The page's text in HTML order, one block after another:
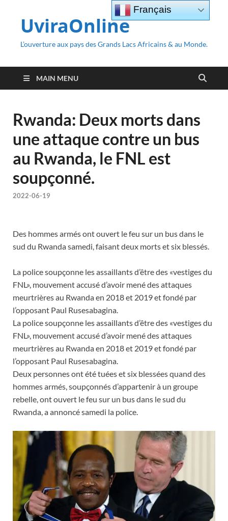
UviraOnline
L’ouverture aux pays des Grands Lacs Africains & au Monde.
MAIN MENU
Rwanda: Deux morts dans
une attaque contre un bus
au Rwanda, le FNL est
soupçonné.
2022-06-19
Des hommes armés ont ouvert le feu sur un bus dans le
sud du Rwanda samedi, faisant deux morts et six blessés.
La police soupçonne les assaillants d’être des «vestiges du
FNL», mouvement accusé d’avoir mené des attaques
meurtrières au Rwanda en 2018 et 2019 et fondé par
l’opposant Paul Rusesabagina.
La police soupçonne les assaillants d’être des «vestiges du
FNL», mouvement accusé d’avoir mené des attaques
meurtrières au Rwanda en 2018 et 2019 et fondé par
l’opposant Paul Rusesabagina.
Deux personnes ont été tuées et six blessées quand des
hommes armés, soupçonnés d’appartenir à un groupe
rebelle, ont ouvert le feu sur un bus dans le sud du
Rwanda, a annoncé samedi la police.
Français